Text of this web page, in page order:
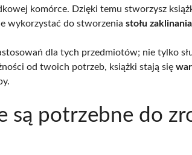
komórce. Dzięki temu stworzysz
wykorzystać do stworzenia stołu zaklinania
dla tych przedmiotów; nie tylko
od twoich potrzeb, książki stają się
są potrzebne do